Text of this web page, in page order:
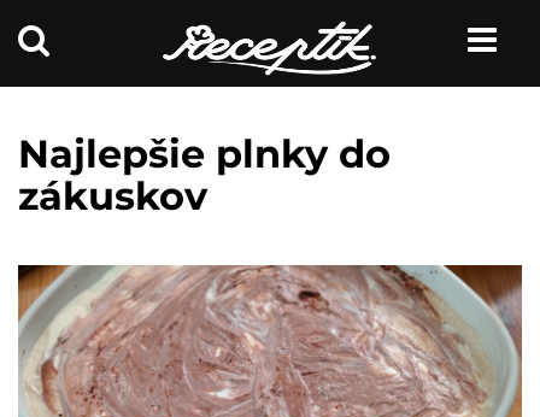
Najlepšie plnky do
zákuskov